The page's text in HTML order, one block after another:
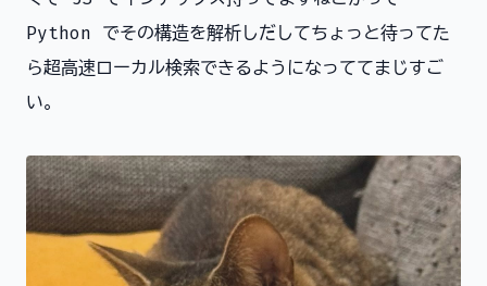
Python でその構造を解析しだしてちょっと待ってた
ら超高速ローカル検索できるようになっててまじすご
い。